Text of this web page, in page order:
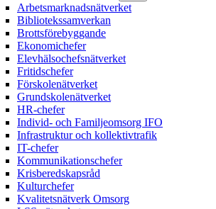
Arbetsmarknadsnätverket
Bibliotekssamverkan
Brottsförebyggande
Ekonomichefer
Elevhälsochefsnätverket
Fritidschefer
Förskolenätverket
Grundskolenätverket
HR-chefer
Individ- och Familjeomsorg IFO
Infrastruktur och kollektivtrafik
IT-chefer
Kommunikationschefer
Krisberedskapsråd
Kulturchefer
Kvalitetsnätverk Omsorg